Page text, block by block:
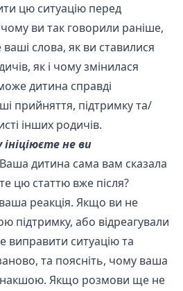
цю ситуацію перед
ви так говорили раніше,
слова, як ви ставилися
як і чому змінилася
дитина справді
прийняття, підтримку та/
інших родичів.
не ви
дитина сама вам сказала
цю статтю вже після?
реакція. Якщо ви не
підтримку, або відреагували
виправити ситуацію та
та поясніть, чому ваша
Якщо розмови ще не